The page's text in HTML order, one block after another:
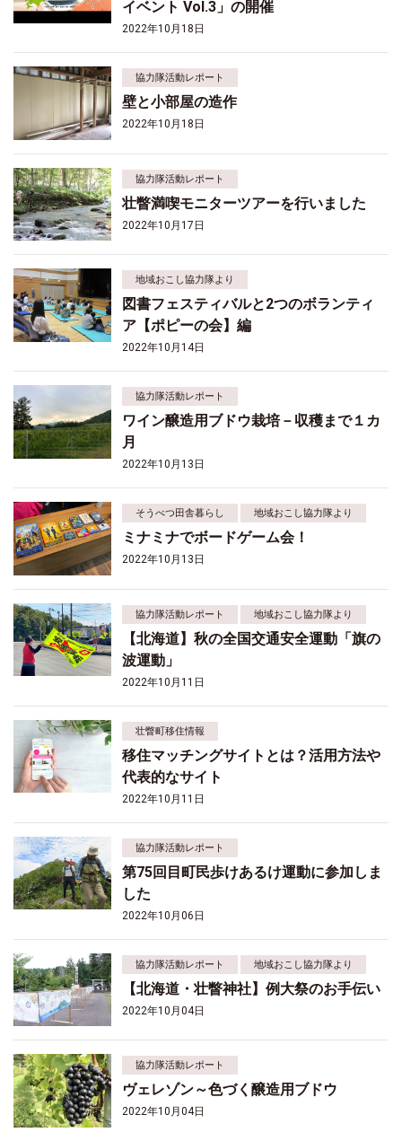
イベント Vol.3」の開催
2022年10月18日
協力隊活動レポート
壁と小部屋の造作
2022年10月18日
協力隊活動レポート
壮瞥満喫モニターツアーを行いました
2022年10月17日
地域おこし協力隊より
図書フェスティバルと2つのボランティ
ア【ポピーの会】編
2022年10月14日
協力隊活動レポート
ワイン醸造用ブドウ栽培－収穫まで１カ
月
2022年10月13日
そうべつ田舎暮らし 地域おこし協力隊より
ミナミナでボードゲーム会！
2022年10月13日
協力隊活動レポート 地域おこし協力隊より
【北海道】秋の全国交通安全運動「旗の
波運動」
2022年10月11日
壮瞥町移住情報
移住マッチングサイトとは？活用方法や
代表的なサイト
2022年10月11日
協力隊活動レポート
第75回目町民歩けあるけ運動に参加しま
した
2022年10月06日
協力隊活動レポート 地域おこし協力隊より
【北海道・壮瞥神社】例大祭のお手伝い
2022年10月04日
協力隊活動レポート
ヴェレゾン～色づく醸造用ブドウ
2022年10月04日